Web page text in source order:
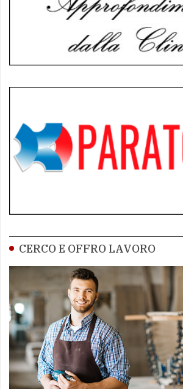
CERCO E OFFRO LAVORO